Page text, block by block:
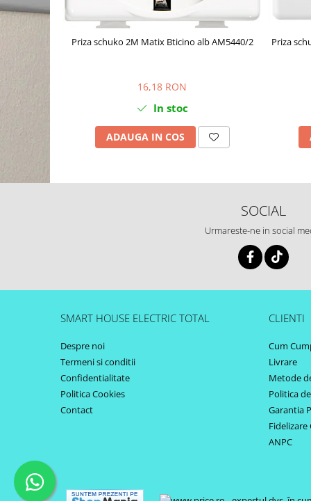
Priza schuko 2M Matix Bticino alb AM5440/2
16,18 RON
In stoc
ADAUGA IN COS
Priza
SOCIAL
Urmareste-ne in social
SMART HOUSE ELECTRIC TOTAL
Despre noi
Termeni si conditii
Confidentialitate
Politica Cookies
Contact
CLIENTI
Cum
Livrare
Metode
Politica
Garantia
Fidelizare
ANPC